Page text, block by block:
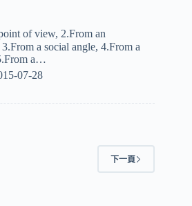
of view, 2.From an
a social angle, 4.From a
a…
07-28
下一頁